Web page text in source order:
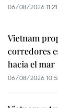
06/08/2026 11:21
Vietnam
corredores
hacia el mar
06/08/2026